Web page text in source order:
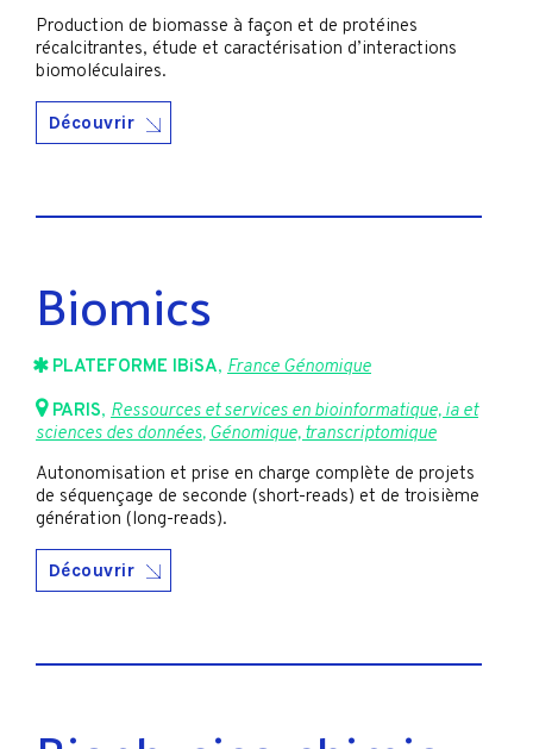
Production de biomasse à façon et de protéines
récalcitrantes, étude et caractérisation d’interactions
biomoléculaires.
Découvrir
Biomics
PLATEFORME IBiSA, France Génomique
PARIS, Ressources et services en bioinformatique, ia et
sciences des données, Génomique, transcriptomique
Autonomisation et prise en charge complète de projets
de séquençage de seconde (short-reads) et de troisième
génération (long-reads).
Découvrir